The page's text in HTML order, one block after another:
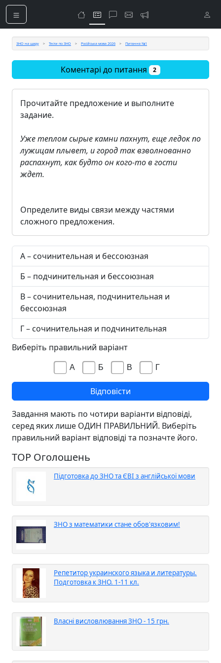
ЗНО на шару Тести по ЗНО Російська мова 2026 Питання №1
Коментарі до питання 2
Прочитайте предложение и выполните
задание.
Уже теплом сырые камни пахнут, еще ледок по
лужицам плывет, и город так взволнованно
распахнут, как будто он кого-то в гости
ждет.
Определите виды связи между частями
сложного предложения.
А – сочинительная и бессоюзная
Б – подчинительная и бессоюзная
В – сочинительная, подчинительная и
бессоюзная
Г – сочинительная и подчинительная
Виберіть правильний варіант
А Б В Г
Завдання мають по чотири варіанти відповіді,
серед яких лише ОДИН ПРАВИЛЬНИЙ. Виберіть
правильний варіант відповіді та позначте його.
TOP Оголошень
Підготовка до ЗНО та ЄВІ з англійської мови
ЗНО з математики стане обов'язковим!
Репетитор украинского языка и литературы.
Подготовка к ЗНО. 1-11 кл.
Власні висловлювання ЗНО - 15 грн.